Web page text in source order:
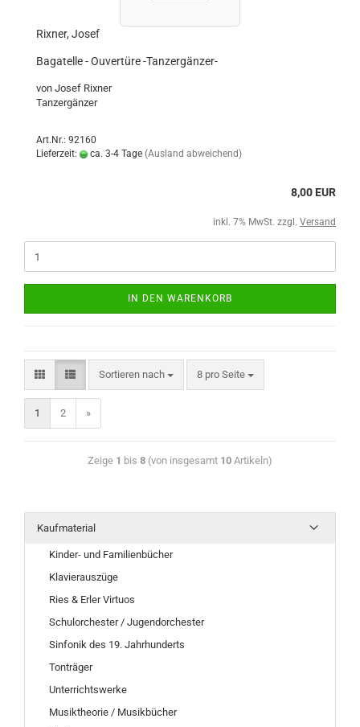
Rixner, Josef
Bagatelle - Ouvertüre -Tanzergänzer-
von Josef Rixner
Tanzergänzer
Art.Nr.: 92160
Lieferzeit:
ca. 3-4 Tage (Ausland abweichend)
8,00 EUR
inkl. 7% MwSt. zzgl. Versand
IN DEN WARENKORB
Sortieren nach 8 pro Seite
1 2 »
Zeige 1 bis 8 (von insgesamt 10 Artikeln)
Kaufmaterial
Kinder- und Familienbücher
Klavierauszüge
Ries & Erler Virtuos
Schulorchester / Jugendorchester
Sinfonik des 19. Jahrhunderts
Tonträger
Unterrichtswerke
Musiktheorie / Musikbücher